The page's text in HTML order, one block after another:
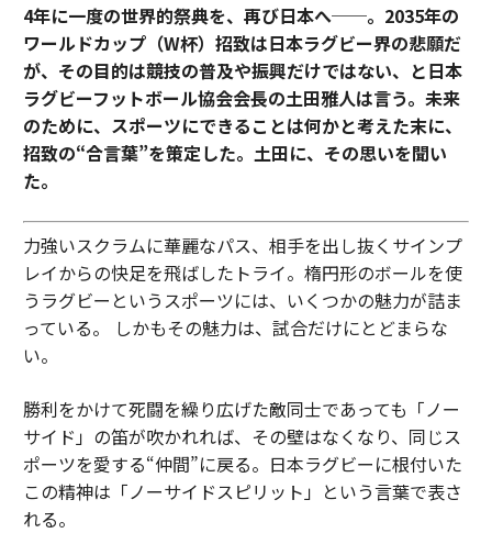
4年に一度の世界的祭典を、再び日本へ──。2035年の
ワールドカップ（W杯）招致は日本ラグビー界の悲願だ
が、その目的は競技の普及や振興だけではない、と日本
ラグビーフットボール協会会長の土田雅人は言う。 未来
のために、スポーツにできることは何かと考えた末に、
招致の“合言葉”を策定した。土田に、その思いを聞い
た。
力強いスクラムに華麗なパス、相手を出し抜くサインプ
レイからの快足を飛ばしたトライ。楕円形のボールを使
うラグビーというスポーツには、いくつかの魅力が詰ま
っている。 しかもその魅力は、試合だけにとどまらな
い。
勝利をかけて死闘を繰り広げた敵同士であっても「ノー
サイド」の笛が吹かれれば、その壁はなくなり、同じス
ポーツを愛する“仲間”に戻る。日本ラグビーに根付いた
この精神は「ノーサイドスピリット」という言葉で表さ
れる。